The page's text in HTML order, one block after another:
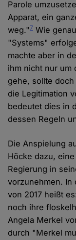
Parole
Apparat, ein
weg."7 Wie
"Systems"
machte aber in
ihm nicht nur um
gehe, sollte
die Legitimation
bedeutet dies in
dessen Regeln
Die Anspielung
Höcke dazu,
Regierung in
vorzunehmen. In
von 2017 heißt
noch ihre
Angela Merkel
durch "Merkel